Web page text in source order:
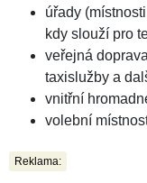
úřady
kdy slouží pro
veřejná
taxislužby a
vnitřní
volební
Reklama: